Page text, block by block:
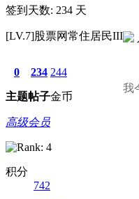
签到天数: 234 天
[LV.7]股票网常住居民III
0
主题
234
帖子
244
金币
高级会员
积分
742
我